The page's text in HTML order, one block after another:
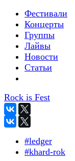
Фестивали
Концерты
Группы
Лайвы
Новости
Статьи
Rock is Fest
#ledger
#khard-rok